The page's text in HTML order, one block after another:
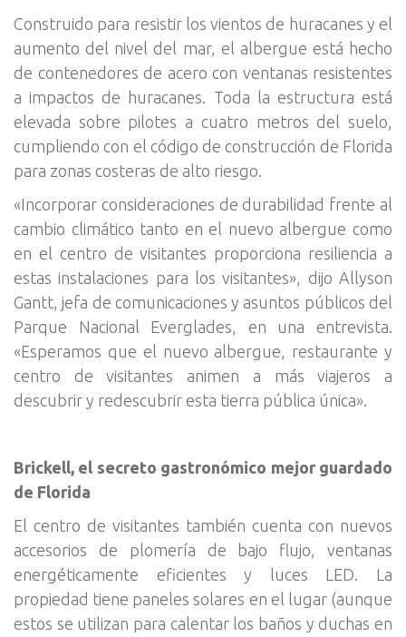
Construido para resistir los vientos de huracanes y el
aumento del nivel del mar, el albergue está hecho
de contenedores de acero con ventanas resistentes
a impactos de huracanes. Toda la estructura está
elevada sobre pilotes a cuatro metros del suelo,
cumpliendo con el código de construcción de Florida
para zonas costeras de alto riesgo.
«Incorporar consideraciones de durabilidad frente al
cambio climático tanto en el nuevo albergue como
en el centro de visitantes proporciona resiliencia a
estas instalaciones para los visitantes», dijo Allyson
Gantt, jefa de comunicaciones y asuntos públicos del
Parque Nacional Everglades, en una entrevista.
«Esperamos que el nuevo albergue, restaurante y
centro de visitantes animen a más viajeros a
descubrir y redescubrir esta tierra pública única».
Brickell, el secreto gastronómico mejor guardado
de Florida
El centro de visitantes también cuenta con nuevos
accesorios de plomería de bajo flujo, ventanas
energéticamente eficientes y luces LED. La
propiedad tiene paneles solares en el lugar (aunque
estos se utilizan para calentar los baños y duchas en